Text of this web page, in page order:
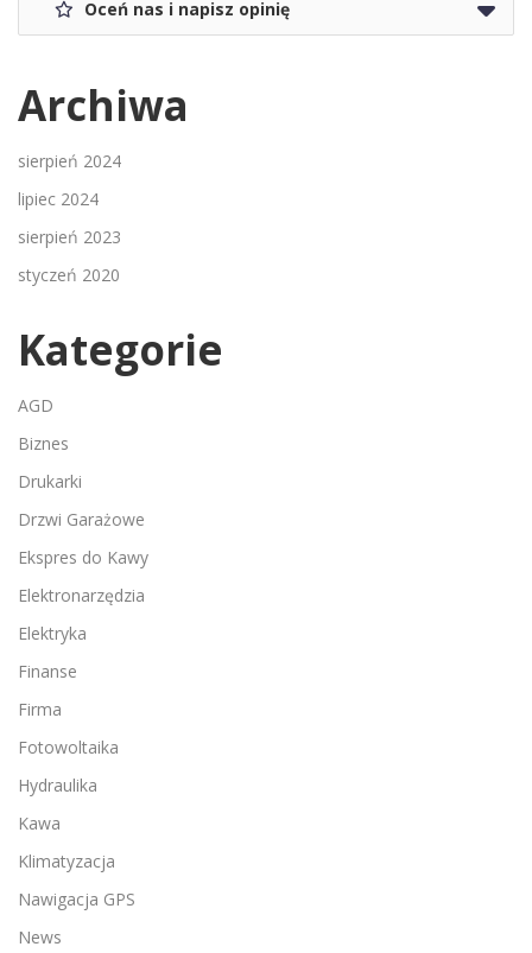
Oceń nas i napisz opinię
Archiwa
sierpień 2024
lipiec 2024
sierpień 2023
styczeń 2020
Kategorie
AGD
Biznes
Drukarki
Drzwi Garażowe
Ekspres do Kawy
Elektronarzędzia
Elektryka
Finanse
Firma
Fotowoltaika
Hydraulika
Kawa
Klimatyzacja
Nawigacja GPS
News